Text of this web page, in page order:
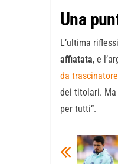
Una
L’ultima
affiatata, e
da trascinatore
dei titolari. Ma
per tutti”.